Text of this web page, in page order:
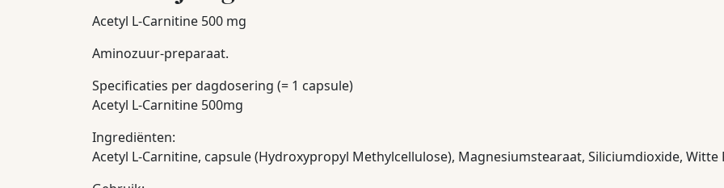
Acetyl L-Carnitine 500 mg
Aminozuur-preparaat.
Specificaties per dagdosering (= 1 capsule)
Acetyl L-Carnitine 500mg
Ingrediënten:
Acetyl L-Carnitine, capsule (Hydroxypropyl Methylcellulose), Magnesiumstearaat, Siliciumdioxide, Witte